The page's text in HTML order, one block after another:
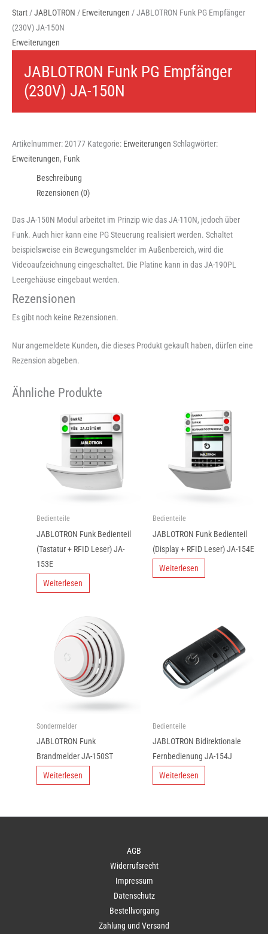
Start /JABLOTRON / Erweiterungen / JABLOTRON Funk PG Empfänger
(230V) JA-150N
Erweiterungen
JABLOTRON Funk PG Empfänger
(230V) JA-150N
Artikelnummer:20177 Kategorie: Erweiterungen Schlagwörter:
Erweiterungen, Funk
Beschreibung
Rezensionen (0)
Das JA-150N Modul arbeitet im Prinzip wie das JA-110N, jedoch über
Funk. Auch hier kann eine PG Steuerung realisiert werden. Schaltet
beispielsweise ein Bewegungsmelder im Außenbereich, wird die
Videoaufzeichnung eingeschaltet. Die Platine kann in das JA-190PL
Leergehäuse eingebaut werden.
Rezensionen
Es gibt noch keine Rezensionen.
Nur angemeldete Kunden, die dieses Produkt gekauft haben, dürfen eine
Rezension abgeben.
Ähnliche Produkte
Bedienteile
JABLOTRON Funk Bedienteil
(Tastatur + RFID Leser) JA-
153E
Weiterlesen
Bedienteile
JABLOTRON Funk Bedienteil
(Display + RFID Leser) JA-154E
Weiterlesen
Sondermelder
JABLOTRON Funk
Brandmelder JA-150ST
Weiterlesen
Bedienteile
JABLOTRON Bidirektionale
Fernbedienung JA-154J
Weiterlesen
AGB
Widerrufsrecht
Impressum
Datenschutz
Bestellvorgang
Zahlung und Versand